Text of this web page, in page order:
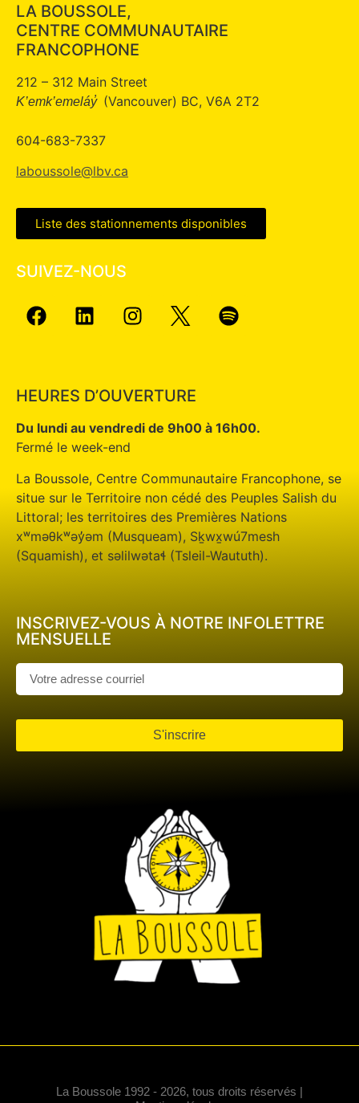
LA BOUSSOLE,
CENTRE COMMUNAUTAIRE
FRANCOPHONE
212 – 312 Main Street
K’emk’emeláy̓ (Vancouver) BC, V6A 2T2
604-683-7337
laboussole@lbv.ca
Liste des stationnements disponibles
SUIVEZ-NOUS
HEURES D’OUVERTURE
Du lundi au vendredi de 9h00 à 16h00.
Fermé le week-end
La Boussole, Centre Communautaire Francophone, se
situe sur le Territoire non cédé des Peuples Salish du
Littoral; les territoires des Premières Nations
xʷməθkʷəy̓əm (Musqueam), Sḵwx̱wú7mesh
(Squamish), et səlilwətaɬ (Tsleil-Waututh).
INSCRIVEZ-VOUS À NOTRE INFOLETTRE
MENSUELLE
S'inscrire
La Boussole 1992 - 2026, tous droits réservés |